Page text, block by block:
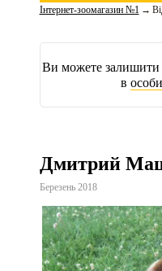
Інтернет-зоомагазин №1 →
Ви можете залишити
в
Дмитрий
Березень 2018